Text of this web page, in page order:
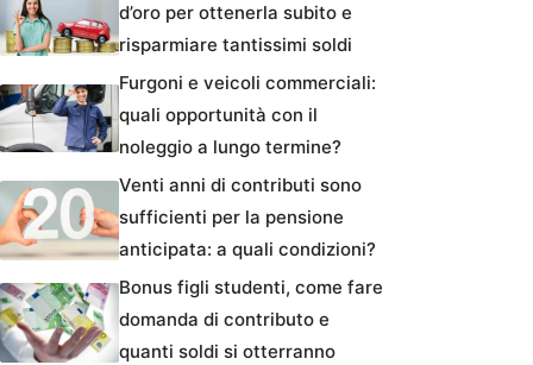
d’oro per ottenerla subito e
risparmiare tantissimi soldi
Furgoni e veicoli commerciali:
quali opportunità con il
noleggio a lungo termine?
Venti anni di contributi sono
sufficienti per la pensione
anticipata: a quali condizioni?
Bonus figli studenti, come fare
domanda di contributo e
quanti soldi si otterranno